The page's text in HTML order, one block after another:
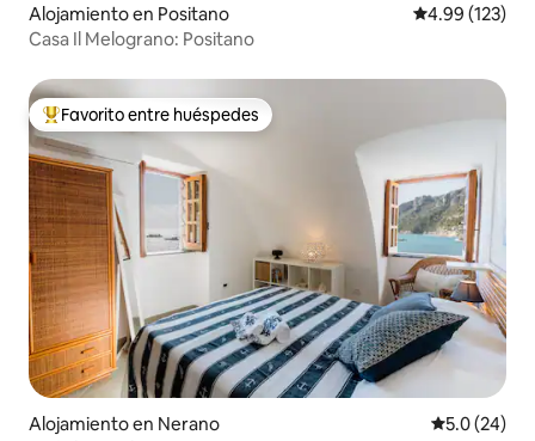
Alojamiento en Positano Calificación
4.99 (123)
Casa Il Melograno: Positano
Favorito entre huéspedes preferido
Favorito entre huéspedes
Alojamiento en Nerano Calificación
5.0 (24)